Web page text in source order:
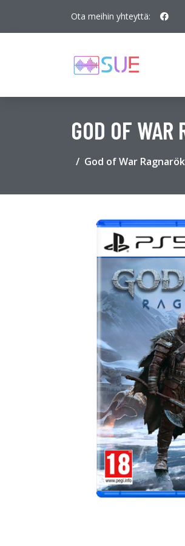
Ota meihin yhteyttä:
GOD OF
God of War